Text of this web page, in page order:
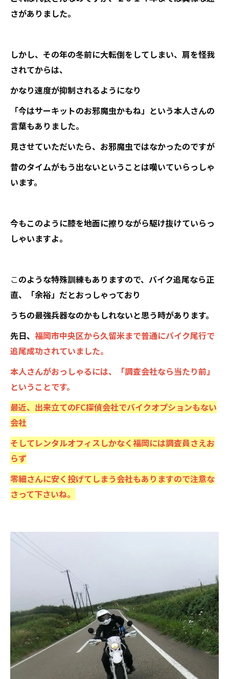
さがありました。
しかし、その年の冬前に大転倒をしてしまい、肩を怪我
されてからは、
かなり速度が抑制されるようになり
「今はサーキットのお邪魔虫かもね」という本人さんの
言葉もありました。
見させていただいたら、お邪魔虫ではなかったのですが
昔のタイムがもう出ないということは嘆いていらっしゃ
います。
今もこのように膝を地面に擦りながら駆け抜けていらっ
しゃいますよ。
このような特殊訓練もありますので、バイク追尾なら正
直、「余裕」だとおっしゃっており
うちの最強兵器なのかもしれないと思う時があります。
先日、 福岡市中央区から久留米まで普通にバイク尾行で
追尾成功されていました。
本人さんがおっしゃるには、「調査会社なら当たり前」
ということです。
最近、出来立てのFC探偵会社でバイクオプションもない
会社
そしてレンタルオフィスしかなく福岡には調査員さえお
らず
零細さんに安く投げてしまう会社もありますので注意な
さって下さいね。